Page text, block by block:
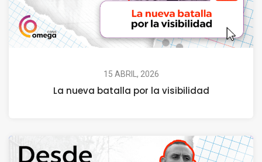
15 ABRIL, 2026
La nueva batalla por la visibilidad